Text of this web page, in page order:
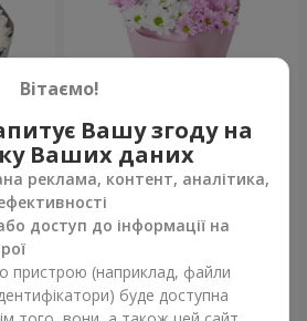
Букет "Пори року"
Замовити
Вітаємо!
Вашу згоду на
Ваших даних
реклама, контент, аналітика,
доступ до інформації на
пристрою (наприклад, файли
буде доступна